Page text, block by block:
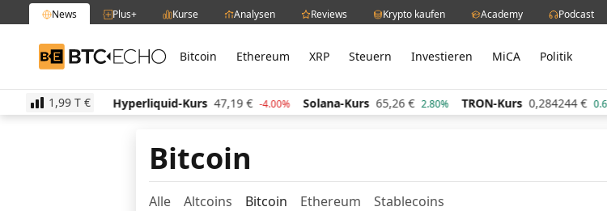
News Plus+ Kurse Analysen Reviews Krypto kaufen Academy Podcast
BTC-ECHO Bitcoin Ethereum XRP Steuern Investieren MiCA Politik
1,99 T €
515,11 € 1.00% Hyperliquid-Kurs 47,19 € -4.00% Solana-Kurs 65,26 € 2.80% TRON-Kurs 0,284244 € 0.60%
Bitcoin
Alle Altcoins Bitcoin Ethereum Stablecoins